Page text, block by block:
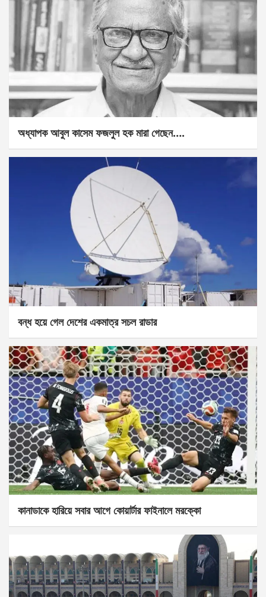
অধ্যাপক আবুল কাসেম ফজলুল হক মারা গেছেন….
বন্ধ হয়ে গেল দেশের একমাত্র সচল রাডার
কানাডাকে হারিয়ে সবার আগে কোয়ার্টার ফাইনালে মরক্কো